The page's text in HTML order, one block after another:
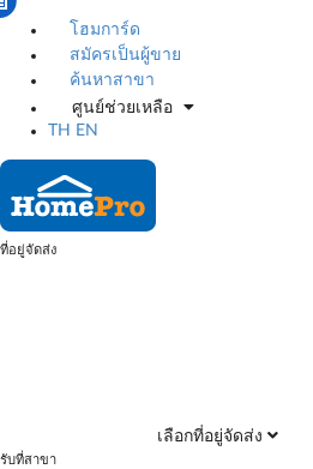
โฮมการ์ด
สมัครเป็นผู้ขาย
ค้นหาสาขา
ศูนย์ช่วยเหลือ
TH
EN
ที่อยู่จัดส่ง
เลือกที่อยู่จัดส่ง
รับที่สาขา